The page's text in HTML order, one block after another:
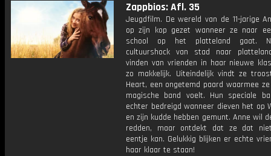
Zappbios: Afl. 35
Jeugdfilm. De wereld van de 11-jarige
op zijn kop gezet wanneer ze naar
school op het platteland gaat.
cultuurshock van stad naar
vinden van vrienden in haar nieuwe
zo makkelijk. Uiteindelijk vindt ze
Heart, een ongetemd paard waarmee
magische band voelt. Hun speciale
echter bedreigd wanneer dieven het op
en zijn kudde hebben gemunt. Anne wil
redden, maar ontdekt dat ze dat
eentje kan. Gelukkig blijken er echte
haar klaar te staan!